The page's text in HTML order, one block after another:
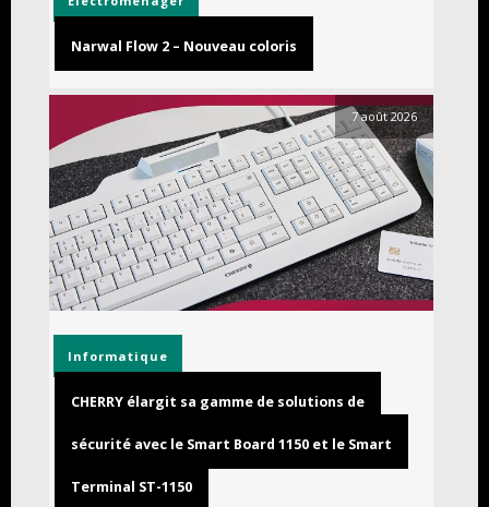
Narwal Flow 2 – Nouveau coloris
7 août 2026
Informatique
CHERRY élargit sa gamme de solutions de
sécurité avec le Smart Board 1150 et le Smart
Terminal ST-1150